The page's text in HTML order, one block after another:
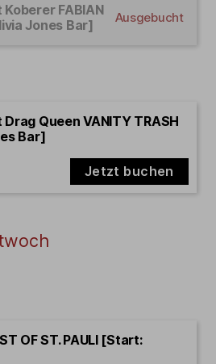
FABIAN
Jones Bar]
Ausgebucht
Queen VANITY TRASH
Bar]
Jetzt buchen
OF ST. PAULI [Start: